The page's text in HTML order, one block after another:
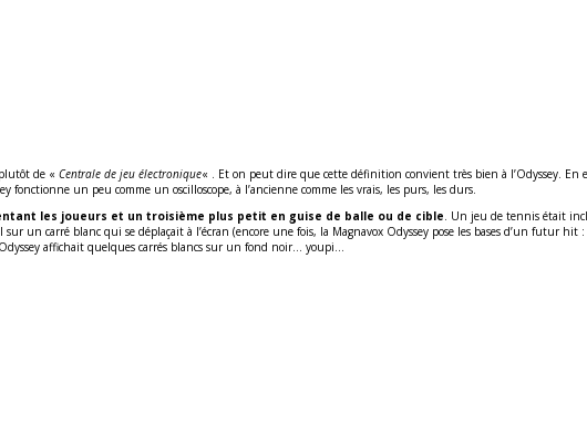
de « Centrale de jeu électronique« . Et on peut dire que cette définition convient très bien à l’Odyssey. En
fonctionne un peu comme un oscilloscope, à l’ancienne comme les vrais, les purs, les durs.
les joueurs et un troisième plus petit en guise de balle ou de cible. Un jeu de tennis était
un carré blanc qui se déplaçait à l’écran (encore une fois, la Magnavox Odyssey pose les bases d’un futur hit :
affichait quelques carrés blancs sur un fond noir… youpi…